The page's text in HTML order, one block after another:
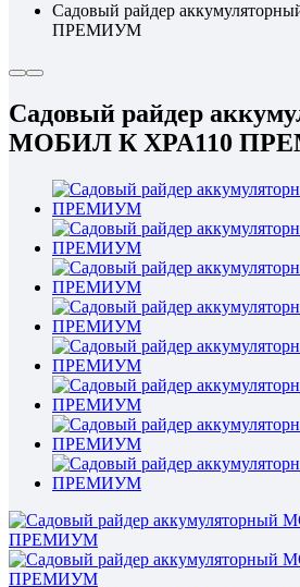
Садовый райдер
ПРЕМИУМ
Садовый райдер
МОБИЛ К XPA110